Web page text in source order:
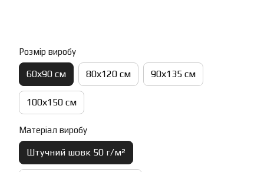
Розмір виробу
60х90 см 80х120 см 90х135 см
100х150 см
Матеріал виробу
Штучний шовк 50 г/м²